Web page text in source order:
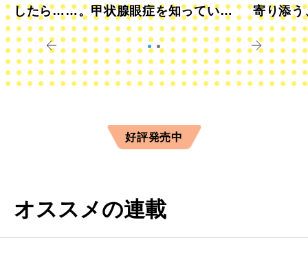
したら……。甲状腺眼症を知っていま
すか？
寄り添う
きに
好評発売中
オススメの連載